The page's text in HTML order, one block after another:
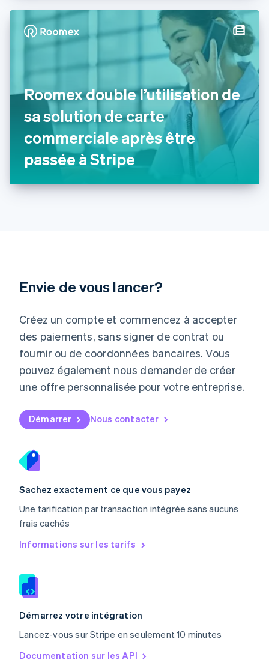
Roomex double l’utilisation de
sa solution de carte
commerciale après être
passée à Stripe
Envie de vous lancer?
Créez un compte et commencez à accepter
des paiements, sans signer de contrat ou
fournir ou de coordonnées bancaires. Vous
pouvez également nous demander de créer
une offre personnalisée pour votre entreprise.
Démarrer Nous contacter
Sachez exactement ce que vous payez
Une tarification par transaction intégrée sans aucuns
frais cachés
Informations sur les tarifs
Démarrez votre intégration
Lancez-vous sur Stripe en seulement 10 minutes
Documentation sur les API
Finlande
English
France
English
English
Hongrie
English
Inde
English
Irlande
Italie
Lituanie
English
Français DeutschEnglish
Malaisie
English 简体中文
Malte
English
Mexique
EspañolEnglish
English
Nouvelle-Zélande
Pays-Bas
Nederlands
English
PortuguêsEnglish
RAS de Hong Kong, Chine
English
Roumanie
Royaume-Uni
English
English简体中文
English